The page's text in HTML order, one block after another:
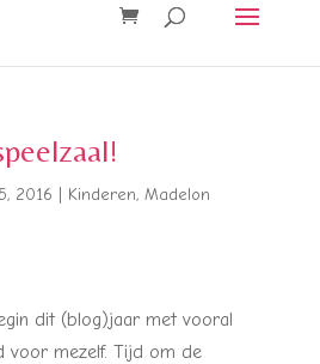
2016 Kinderen, Madelon
dit (blog)jaar met vooral
voor mezelf. Tijd om de